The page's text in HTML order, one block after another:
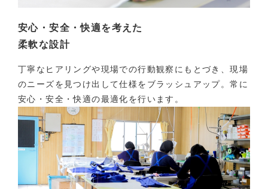
安心・安全・快適を考えた
柔軟な設計
丁寧なヒアリングや現場での行動観察にもとづき、現場
のニーズを見つけ出して仕様をブラッシュアップ。常に
安心・安全・快適の最適化を行います。